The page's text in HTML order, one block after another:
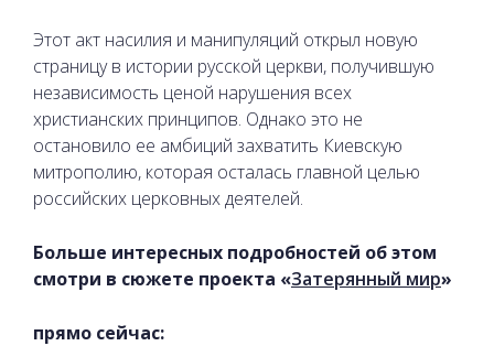
Этот акт насилия и манипуляций открыл новую
страницу в истории русской церкви, получившую
независимость ценой нарушения всех
христианских принципов. Однако это не
остановило ее амбиций захватить Киевскую
митрополию, которая осталась главной целью
российских церковных деятелей.
Больше интересных подробностей об этом
смотри в сюжете проекта «Затерянный мир»
прямо сейчас: